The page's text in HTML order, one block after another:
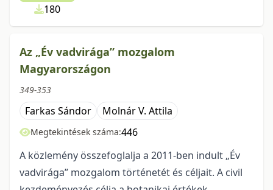
180
Az „Év vadvirága” mozgalom
Magyarországon
349-353
Farkas Sándor Molnár V. Attila
Megtekintések száma:446
A közlemény összefoglalja a 2011-ben indult „Év
vadvirága” mozgalom történetét és céljait. A civil